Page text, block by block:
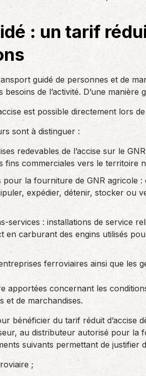
ou…
: un tarif
guidé de personnes et de
de l’activité. D’une manière
est possible directement lors
sont à distinguer :
redevables de l’accise sur le
fins commerciales vers le territoire
pour la fourniture de GNR agricole
expédier, détenir, stocker ou
services : installations de service
en carburant des engins utilisés
ferroviaires ainsi que les
apportées concernant les
et de marchandises.
bénéficier du tarif réduit d’accise
au distributeur autorisé pour la
suivants permettant de justifier
;